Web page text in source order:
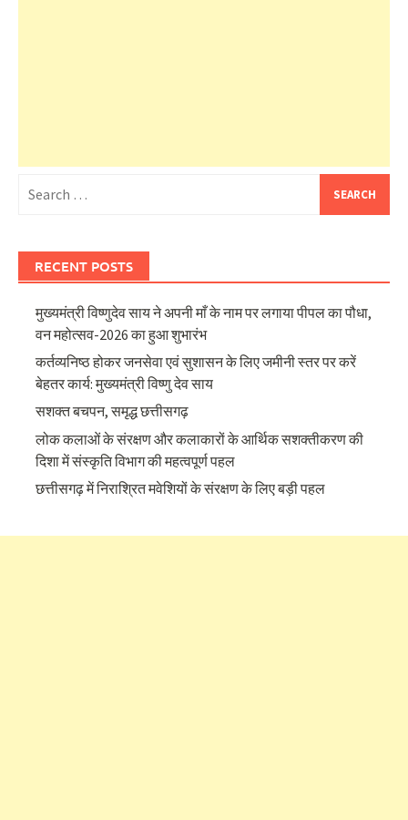
for:
RECENT POSTS
मुख्यमंत्री विष्णुदेव साय ने अपनी माँ के नाम पर लगाया पीपल का पौधा,
वन महोत्सव-2026 का हुआ शुभारंभ
कर्तव्यनिष्ठ होकर जनसेवा एवं सुशासन के लिए जमीनी स्तर पर करें
बेहतर कार्य: मुख्यमंत्री विष्णु देव साय
सशक्त बचपन, समृद्ध छत्तीसगढ़
लोक कलाओं के संरक्षण और कलाकारों के आर्थिक सशक्तीकरण की
दिशा में संस्कृति विभाग की महत्वपूर्ण पहल
छत्तीसगढ़ में निराश्रित मवेशियों के संरक्षण के लिए बड़ी पहल